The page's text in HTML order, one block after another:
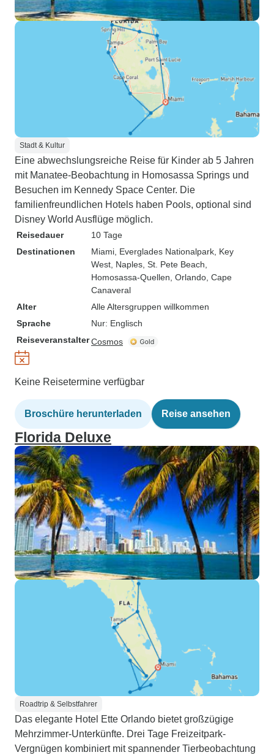
Stadt & Kultur
Eine abwechslungsreiche Reise für Kinder ab 5 Jahren
mit Manatee-Beobachtung in Homosassa Springs und
Besuchen im Kennedy Space Center. Die
familienfreundlichen Hotels haben Pools, optional sind
Disney World Ausflüge möglich.
Reisedauer
10 Tage
Destinationen
Miami , Everglades Nationalpark , Key
West , Naples , St. Pete Beach
Homosassa-Quellen , Orlando , Cape
Canaveral
Alter
Alle Altersgruppen willkommen
Sprache
Nur: Englisch
ReiseveranstalterCosmos
Keine Reisetermine verfügbar
Broschüre herunterladen Reise ansehen
Florida Deluxe
Roadtrip & Selbstfahrer
Das elegante Hotel Ette Orlando bietet großzügige
Mehrzimmer-Unterkünfte. Drei Tage Freizeitpark-
Vergnügen kombiniert mit spannender Tierbeobachtung